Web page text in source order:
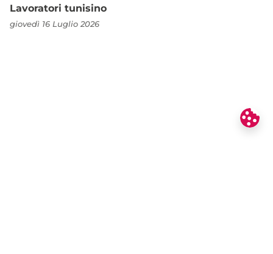
Lavoratori tunisino
giovedì 16 Luglio 2026